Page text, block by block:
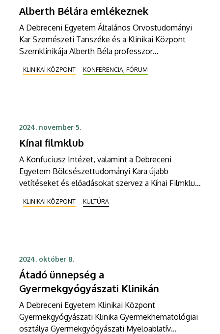
Alberth Bélára emlékeznek
A Debreceni Egyetem Általános Orvostudományi
Kar Szemészeti Tanszéke és a Klinikai Központ
Szemklinikája Alberth Béla professzor
tudományos ülést tart május 9-én, pénteken 10
KLINIKAI KÖZPONT KONFERENCIA, FÓRUM
2024. november 5.
Kínai filmklub
A Konfuciusz Intézet, valamint a Debreceni
Egyetem Bölcsészettudományi Kara újabb
vetítéseket és előadásokat szervez a Kínai Filmklub
órától A Szigetben. Időpont: 2025. november 5.,
KLINIKAI KÖZPONT KULTÚRA
2024. október 8.
Átadó ünnepség a
Gyermekgyógyászati Klinikán
A Debreceni Egyetem Klinikai Központ
Gyermekgyógyászati Klinika Gyermekhematológiai
osztálya Gyermekgyógyászati Myeloablatív